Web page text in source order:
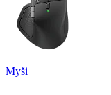
Myši